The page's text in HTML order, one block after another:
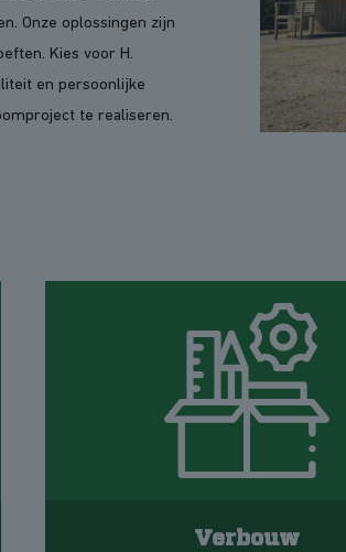
Onze oplossingen zijn
Kies voor H.
en persoonlijke
te realiseren.
Verbouw